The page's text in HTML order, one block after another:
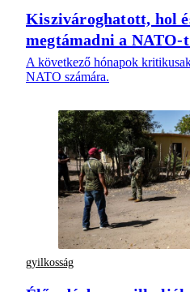
Kiszivároghatott, hol
megtámadni a NATO-
A következő hónapok
NATO számára.
gyilkosság